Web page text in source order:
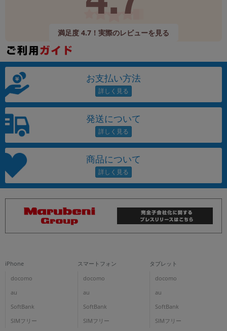
満足度 4.7！実際のレビューを見る
お支払い方法
発送について
商品について
iPhone
docomo
au
SoftBank
SIMフリー
スマートフォン
docomo
au
SoftBank
SIMフリー
タブレット
docomo
au
SoftBank
SIMフリー